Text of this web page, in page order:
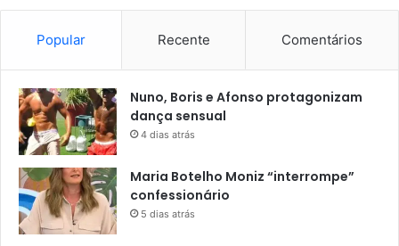
Popular Recente Comentários
Nuno, Boris e Afonso protagonizam
dança sensual
4 dias atrás
Maria Botelho Moniz “interrompe”
confessionário
5 dias atrás